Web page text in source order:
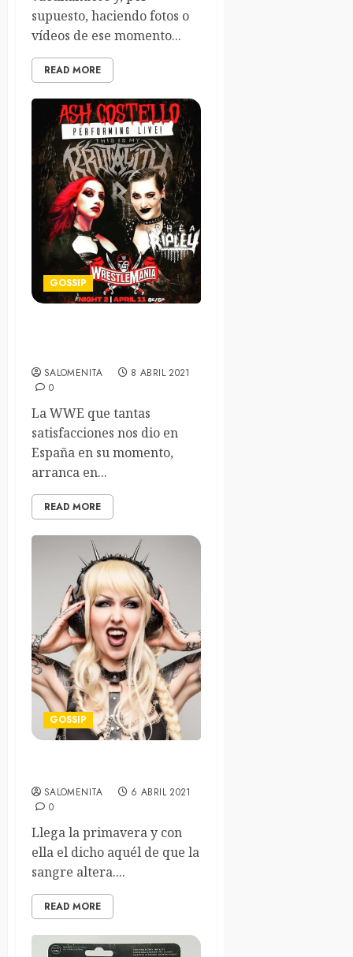
supuesto, haciendo fotos o
vídeos de ese momento...
READ MORE
GOSSIP
SALOMENITA
8 ABRIL 2021
0
La WWE que tantas
satisfacciones nos dio en
España en su momento,
arranca en...
READ MORE
GOSSIP
SALOMENITA
6 ABRIL 2021
0
Llega la primavera y con
ella el dicho aquél de que la
sangre altera....
READ MORE